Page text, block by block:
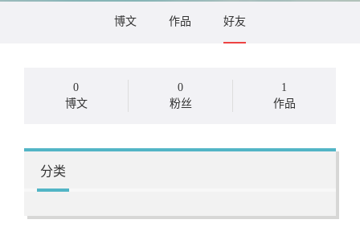
博文 作品 好友
0
博文
0
粉丝
1
作品
分类